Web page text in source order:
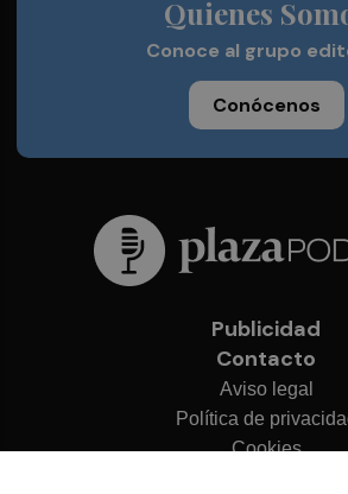
Quienes
Conoce al grupo
Conócenos
Publicidad
Contacto
Aviso legal
Política de
Cookies